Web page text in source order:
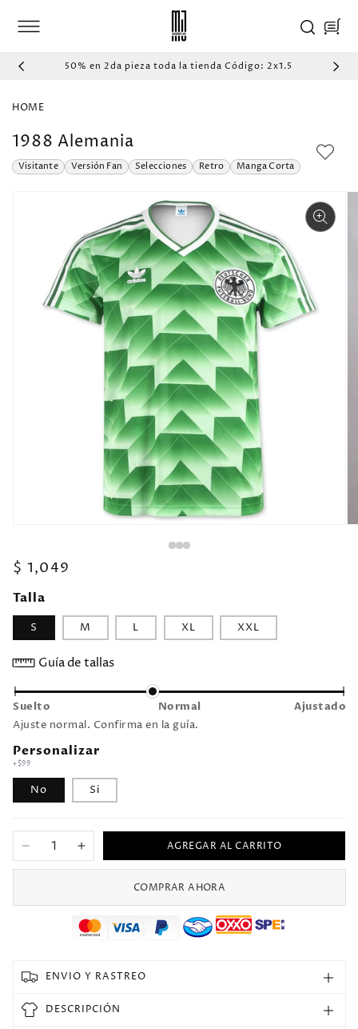
AL CONTENIDO
Carrito
50% en 2da pieza toda la tienda Código: 2x1.5
HOME
1988 Alemania
Visitante Versión Fan Selecciones Retro Manga Corta
IR
DEL PRODUCTO
Precio
habitual
$ 1,049
Talla
S M L XL XXL
Guía de tallas
Suelto Normal Ajustado
Ajuste normal. Confirma en la guía.
Personalizar
+$99
No Si
Reducir
cantidad
1988
Alemania
Fan
Selecciones
Retro
Aumentar
cantidad
1988
Alemania
Visitante
Fan
Retro
AGREGAR AL CARRITO
COMPRAR AHORA
ENVIO Y RASTREO
DESCRIPCIÓN